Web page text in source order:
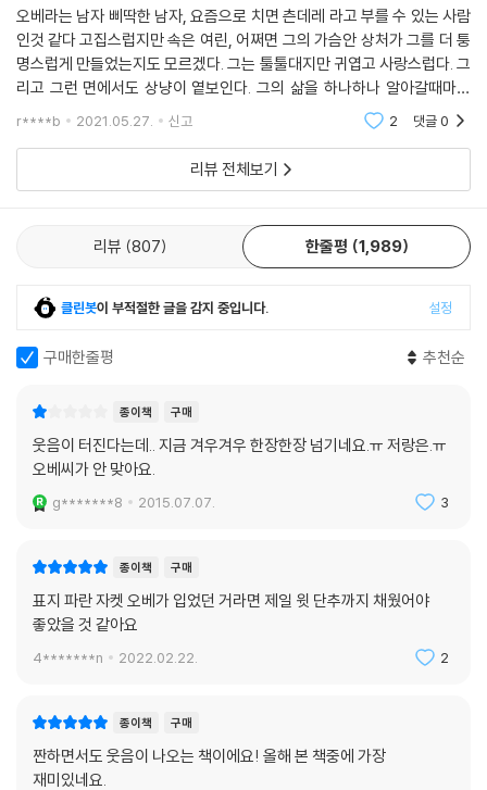
오베라는 남자 삐딱한 남자, 요즘으로 치면 츤데레 라고 부를 수 있는 사람
인것 같다 고집스럽지만 속은 여린, 어쩌면 그의 가슴안 상처가 그를 더 퉁
명스럽게 만들었는지도 모르겠다. 그는 툴툴대지만 귀엽고 사랑스럽다. 그
리고 그런 면에서도 상냥이 옅보인다. 그의 삶을 하나하나 알아갈때마다
점점 오베에게 빠져드는 느낌 그리고 그를 응원하게 되는 독자들.. 이것이
r****b 2021.05.27. 신고 2 댓글0
리뷰 전체보기
리뷰 807 한줄평 1,989
클린봇이 부적절한 글을 감지 중입니다. 설정
구매한줄평 추천순
종이책 구매
웃음이 터진다는데.. 지금 겨우겨우 한장한장 넘기네요.ㅠ 저랑은.ㅠ
오베씨가 안 맞아요.
g*******8 2015.07.07. 3
종이책 구매
표지 파란 자켓 오베가 입었던 거라면 제일 윗 단추까지 채웠어야
좋았을 것 같아요
4*******n 2022.02.22. 2
종이책 구매
짠하면서도 웃음이 나오는 책이에요! 올해 본 책중에 가장
재미있네요.